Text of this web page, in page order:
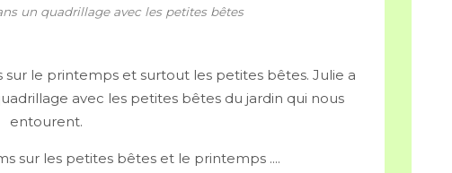
un quadrillage avec les petites bêtes
sur le printemps et surtout les petites bêtes. Julie a
avec les petites bêtes du jardin qui nous
entourent.
sur les petites bêtes et le printemps ....